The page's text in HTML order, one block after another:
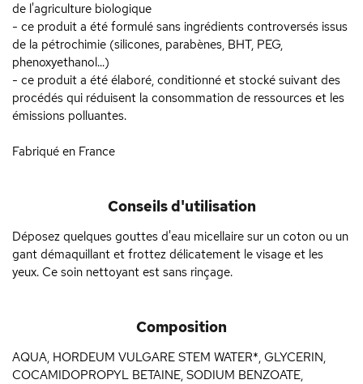
de l'agriculture biologique
- ce produit a été formulé sans ingrédients controversés issus
de la pétrochimie (silicones, parabènes, BHT, PEG,
phenoxyethanol...)
- ce produit a été élaboré, conditionné et stocké suivant des
procédés qui réduisent la consommation de ressources et les
émissions polluantes.
Fabriqué en France
Conseils d'utilisation
Déposez quelques gouttes d'eau micellaire sur un coton ou un
gant démaquillant et frottez délicatement le visage et les
yeux. Ce soin nettoyant est sans rinçage.
Composition
AQUA, HORDEUM VULGARE STEM WATER*, GLYCERIN,
COCAMIDOPROPYL BETAINE, SODIUM BENZOATE,